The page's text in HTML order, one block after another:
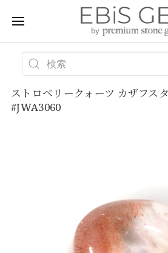
ストロベリークォーツ カザフス
#JWA3060